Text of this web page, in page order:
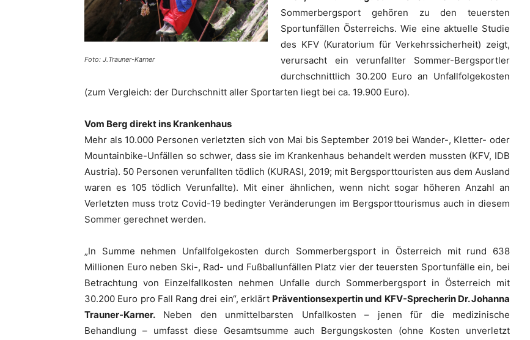
Foto: J.Trauner-Karner
Sommerbergsport gehören zu den teuersten
Sportunfällen Österreichs. Wie eine aktuelle Studie
des KFV (Kuratorium für Verkehrssicherheit) zeigt,
verursacht ein verunfallter Sommer-Bergsportler
durchschnittlich 30.200 Euro an Unfallfolgekosten
(zum Vergleich: der Durchschnitt aller Sportarten liegt bei ca. 19.900 Euro).
Vom Berg direkt ins Krankenhaus
Mehr als 10.000 Personen verletzten sich von Mai bis September 2019 bei Wander-, Kletter- oder
Mountainbike-Unfällen so schwer, dass sie im Krankenhaus behandelt werden mussten (KFV, IDB
Austria). 50 Personen verunfallten tödlich (KURASI, 2019; mit Bergsporttouristen aus dem Ausland
waren es 105 tödlich Verunfallte). Mit einer ähnlichen, wenn nicht sogar höheren Anzahl an
Verletzten muss trotz Covid-19 bedingter Veränderungen im Bergsporttourismus auch in diesem
Sommer gerechnet werden.
„In Summe nehmen Unfallfolgekosten durch Sommerbergsport in Österreich mit rund 638
Millionen Euro neben Ski-, Rad- und Fußballunfällen Platz vier der teuersten Sportunfälle ein, bei
Betrachtung von Einzelfallkosten nehmen Unfalle durch Sommerbergsport in Österreich mit
30.200 Euro pro Fall Rang drei ein“, erklärt Präventionsexpertin und KFV-Sprecherin Dr. Johanna
Trauner-Karner. Neben den unmittelbarsten Unfallkosten – jenen für die medizinische
Behandlung – umfasst diese Gesamtsumme auch Bergungskosten (ohne Kosten unverletzt